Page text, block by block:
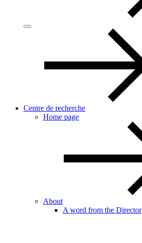
Centre de recherche
Home page
About
A word from the Director